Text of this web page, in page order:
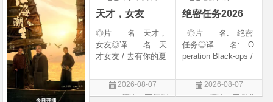
天才，女友
◎片 名 天才，
女友◎译 名 天
才女友 / 去有你的夏
年 代 2026◎
产 地 中国大陆
2026-08-07
评论
国剧
绝密任务2026
◎片 名: 绝密
任务◎译 名: O
peration Black-ops /
&amp;middot;绝密任
务◎年 代: 202
2026-08-07
评论
动作